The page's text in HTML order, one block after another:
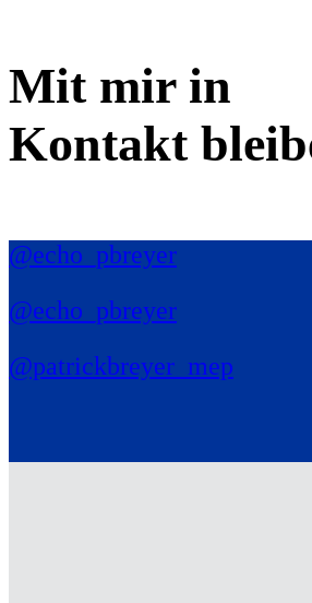
Mit mir in
Kontakt
@echo_pbreyer
@echo_pbreyer
@patrickbreyer_mep